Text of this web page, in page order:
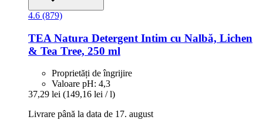
4.6 (879)
TEA Natura Detergent Intim cu Nalbă, Lichen
& Tea Tree, 250 ml
Proprietăți de îngrijire
Valoare pH: 4,3
37,29 lei (149,16 lei / l)
Livrare până la data de 17. august